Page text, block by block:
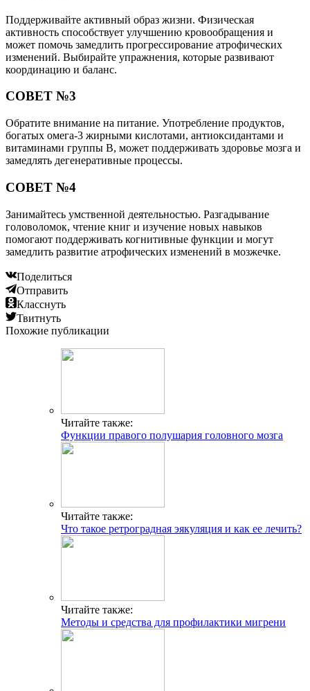
Поддерживайте активный образ жизни. Физическая
активность способствует улучшению кровообращения и
может помочь замедлить прогрессирование атрофических
изменений. Выбирайте упражнения, которые развивают
координацию и баланс.
СОВЕТ №3
Обратите внимание на питание. Употребление продуктов,
богатых омега-3 жирными кислотами, антиоксидантами и
витаминами группы B, может поддерживать здоровье мозга и
замедлять дегенеративные процессы.
СОВЕТ №4
Занимайтесь умственной деятельностью. Разгадывание
головоломок, чтение книг и изучение новых навыков
помогают поддерживать когнитивные функции и могут
замедлить развитие атрофических изменений в мозжечке.
Поделиться
Отправить
Класснуть
Твитнуть
Похожие публикации
Читайте также:
Функции правого полушария головного мозга
Читайте также:
Что такое ретроградная эякуляция и как ее лечить?
Читайте также:
Методы и средства для профилактики мигрени